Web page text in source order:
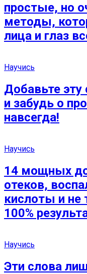
простые, но
методы,
лица и глаз
Научись
Добавьте
и забудь о
навсегда!
Научись
14 мощных
отеков,
кислоты и не
100%
Научись
Эти слова